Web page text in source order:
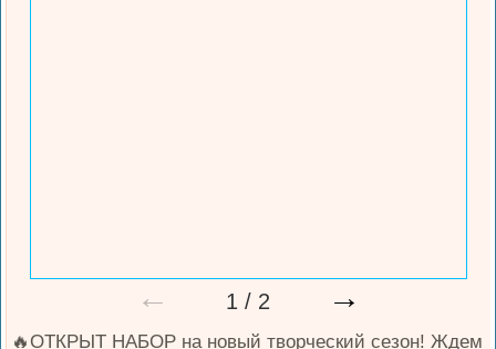
← 1 / 2 →
🔥ОТКРЫТ НАБОР на новый творческий сезон! Ждем